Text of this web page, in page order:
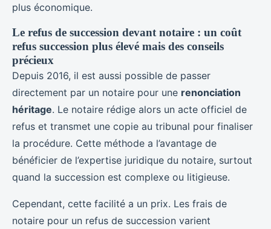
plus économique.
Le refus de succession devant notaire : un coût
refus succession plus élevé mais des conseils
précieux
Depuis 2016, il est aussi possible de passer
directement par un notaire pour une renonciation
héritage. Le notaire rédige alors un acte officiel de
refus et transmet une copie au tribunal pour finaliser
la procédure. Cette méthode a l’avantage de
bénéficier de l’expertise juridique du notaire, surtout
quand la succession est complexe ou litigieuse.
Cependant, cette facilité a un prix. Les frais de
notaire pour un refus de succession varient